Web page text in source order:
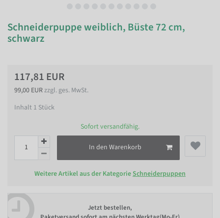
Schneiderpuppe weiblich, Büste 72 cm,
schwarz
117,81 EUR
99,00 EURzzgl. ges. MwSt.
Inhalt 1 Stück
Sofort versandfähig.
In den Warenkorb
Weitere Artikel aus der KategorieSchneiderpuppen
Jetzt bestellen,